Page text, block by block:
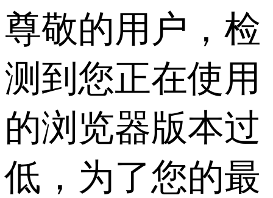
尊敬的用户，检
测到您正在使用
的浏览器版本过
低，为了您的最